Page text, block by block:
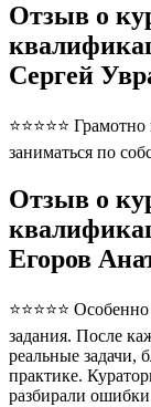
Отзыв о
Сергей
⭐⭐⭐⭐⭐
заниматься по
Отзыв о
Егоров
⭐⭐⭐⭐⭐
задания. После
реальные задачи,
практике.
разбирали